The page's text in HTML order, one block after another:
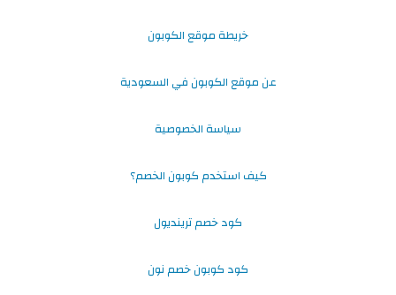
خريطة موقع الكوبون
عن موقع الكوبون في السعودية
سياسة الخصوصية
كيف استخدم كوبون الخصم؟
كود خصم ترينديول
كود كوبون خصم نون